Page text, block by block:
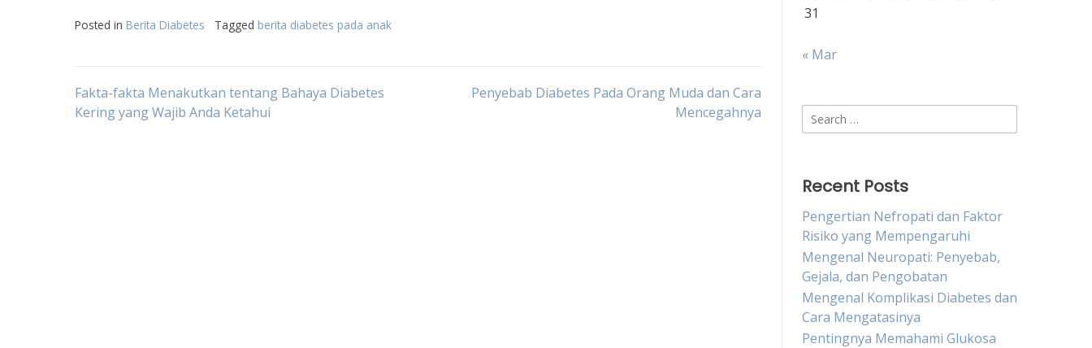
Posted in Berita Diabetes Tagged berita diabetes pada anak
Post
Fakta-fakta Menakutkan tentang Bahaya Diabetes
Kering yang Wajib Anda Ketahui
Penyebab Diabetes Pada Orang Muda dan Cara
Mencegahnya
31
« Mar
Search
for:
Recent Posts
Pengertian Nefropati dan Faktor
Risiko yang Mempengaruhi
Mengenal Neuropati: Penyebab,
Gejala, dan Pengobatan
Mengenal Komplikasi Diabetes dan
Cara Mengatasinya
Pentingnya Memahami Glukosa